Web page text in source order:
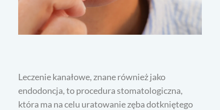
Leczenie kanałowe, znane również jako
endodoncja, to procedura stomatologiczna,
która ma na celu uratowanie zęba dotkniętego